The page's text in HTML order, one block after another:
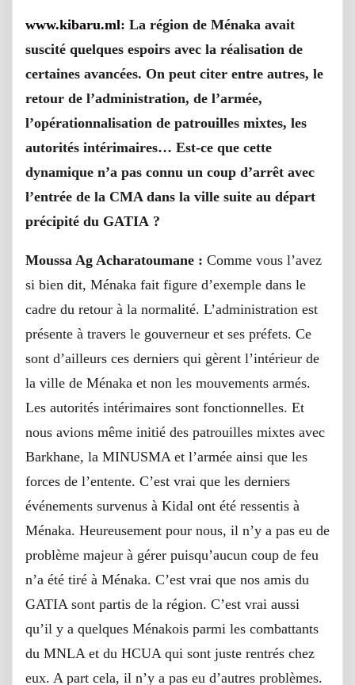
www.kibaru.ml: La région de Ménaka avait
suscité quelques espoirs avec la réalisation de
certaines avancées. On peut citer entre autres, le
retour de l’administration, de l’armée,
l’opérationnalisation de patrouilles mixtes, les
autorités intérimaires… Est-ce que cette
dynamique n’a pas connu un coup d’arrêt avec
l’entrée de la CMA dans la ville suite au départ
précipité du GATIA ?
Moussa Ag Acharatoumane : Comme vous l’avez
si bien dit, Ménaka fait figure d’exemple dans le
cadre du retour à la normalité. L’administration est
présente à travers le gouverneur et ses préfets. Ce
sont d’ailleurs ces derniers qui gèrent l’intérieur de
la ville de Ménaka et non les mouvements armés.
Les autorités intérimaires sont fonctionnelles. Et
nous avions même initié des patrouilles mixtes avec
Barkhane, la MINUSMA et l’armée ainsi que les
forces de l’entente. C’est vrai que les derniers
événements survenus à Kidal ont été ressentis à
Ménaka. Heureusement pour nous, il n’y a pas eu de
problème majeur à gérer puisqu’aucun coup de feu
n’a été tiré à Ménaka. C’est vrai que nos amis du
GATIA sont partis de la région. C’est vrai aussi
qu’il y a quelques Ménakois parmi les combattants
du MNLA et du HCUA qui sont juste rentrés chez
eux. A part cela, il n’y a pas eu d’autres problèmes.